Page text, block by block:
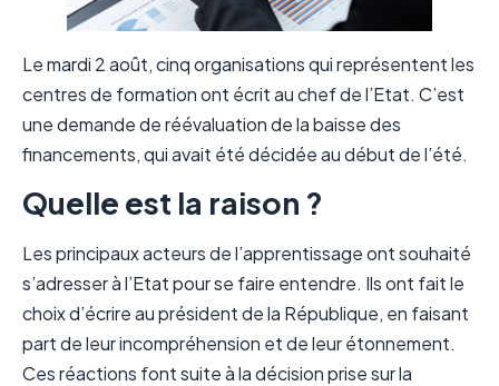
Le mardi 2 août, cinq organisations qui représentent les
centres de formation ont écrit au chef de l’Etat. C’est
une demande de réévaluation de la baisse des
financements, qui avait été décidée au début de l’été.
Quelle est la raison ?
Les principaux acteurs de l’apprentissage ont souhaité
s’adresser à l’Etat pour se faire entendre. Ils ont fait le
choix d’écrire au président de la République, en faisant
part de leur incompréhension et de leur étonnement.
Ces réactions font suite à la décision prise sur la